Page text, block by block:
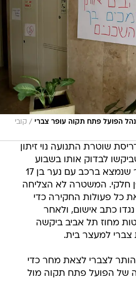
הפועל פתח תקוה עופר צברי / קובי
שוטרת התנועה נוי זיתון
לבדוק אותו בשבוע
שעבר בבת ים, לאחר שנמצא ברכב עם נער בן 17
חלקי. המשטרה לא הצליחה
כל פעולות החקירה כדי
כתב אישום, ולאחר
מחוז תל אביב ביקשה
למעצר בית.
לצברי לצאת מחר כדי
של הפועל פתח תקוה מול